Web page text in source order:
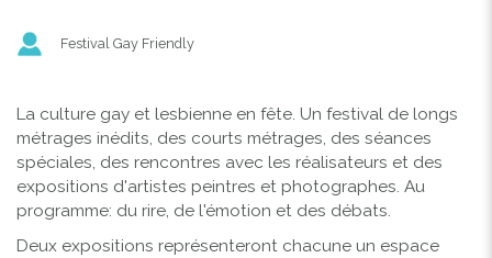
Festival Gay Friendly
La culture gay et lesbienne en fête. Un festival de longs
métrages inédits, des courts métrages, des séances
spéciales, des rencontres avec les réalisateurs et des
expositions d'artistes peintres et photographes. Au
programme: du rire, de l'émotion et des débats.
Deux expositions représenteront chacune un espace